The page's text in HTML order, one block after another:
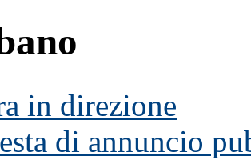
in direzione
di annuncio